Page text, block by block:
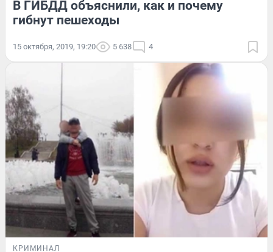
В ГИБДД объяснили, как и почему
гибнут пешеходы
15 октября, 2019, 19:20 5 638 4
КРИМИНАЛ